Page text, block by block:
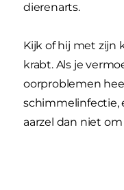
dierenarts.
Kijk of hij met zijn
krabt. Als je
oorproblemen
schimmelinfectie,
aarzel dan niet